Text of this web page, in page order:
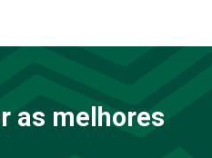
as melhores